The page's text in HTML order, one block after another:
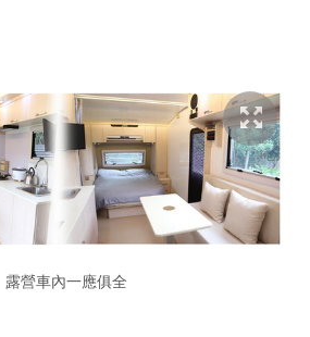
露營車內一應俱全